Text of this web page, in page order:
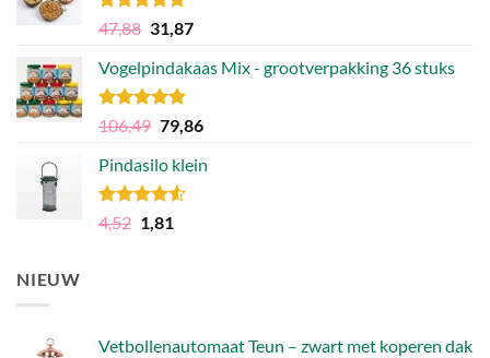
Gewaardeerd
4.75
uit 5
47,88 Oorspronkelijke
was:
47,88.
31,87Huidige
is:
Vogelpindakaas Mix - grootverpakking 36 stuks
Gewaardeerd
uit 5
106,49 Oorspronkelijke
was:
106,49.
79,86Huidige
is:
Pindasilo klein
Gewaardeerd
4.50
uit 5
4,52 Oorspronkelijke
1,81
NIEUW
Vetbollenautomaat Teun – zwart met koperen dak